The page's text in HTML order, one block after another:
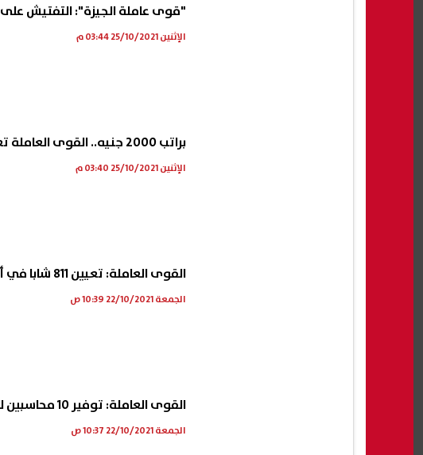
"قوى عاملة الجيزة": التفتيش على 288 منشأة خلال سبتمبر
الإثنين 25/10/2021 03:44 م
براتب 2000 جنيه.. القوى العاملة تعلن عن فرص عمل جديدة للشباب
الإثنين 25/10/2021 03:40 م
القوى العاملة: تعيين 811 شابا في أسيوط خلال شهر سبتمبر
الجمعة 22/10/2021 10:39 ص
القوى العاملة: توفير 10 محاسبين لراغبي نقل الكفالة في جدة
الجمعة 22/10/2021 10:37 ص